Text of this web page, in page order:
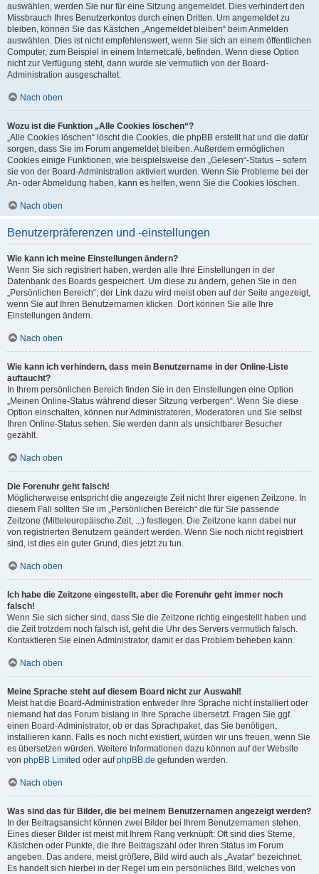
auswählen, werden Sie nur für eine Sitzung angemeldet. Dies verhindert den
Missbrauch Ihres Benutzerkontos durch einen Dritten. Um angemeldet zu
bleiben, können Sie das Kästchen „Angemeldet bleiben“ beim Anmelden
auswählen. Dies ist nicht empfehlenswert, wenn Sie sich an einem öffentlichen
Computer, zum Beispiel in einem Internetcafé, befinden. Wenn diese Option
nicht zur Verfügung steht, dann wurde sie vermutlich von der Board-
Administration ausgeschaltet.
Nach oben
Wozu ist die Funktion „Alle Cookies löschen“?
„Alle Cookies löschen“ löscht die Cookies, die phpBB erstellt hat und die dafür
sorgen, dass Sie im Forum angemeldet bleiben. Außerdem ermöglichen
Cookies einige Funktionen, wie beispielsweise den „Gelesen“-Status – sofern
sie von der Board-Administration aktiviert wurden. Wenn Sie Probleme bei der
An- oder Abmeldung haben, kann es helfen, wenn Sie die Cookies löschen.
Nach oben
Benutzerpräferenzen und -einstellungen
Wie kann ich meine Einstellungen ändern?
Wenn Sie sich registriert haben, werden alle Ihre Einstellungen in der
Datenbank des Boards gespeichert. Um diese zu ändern, gehen Sie in den
„Persönlichen Bereich“; der Link dazu wird meist oben auf der Seite angezeigt,
wenn Sie auf Ihren Benutzernamen klicken. Dort können Sie alle Ihre
Einstellungen ändern.
Nach oben
Wie kann ich verhindern, dass mein Benutzername in der Online-Liste
auftaucht?
In Ihrem persönlichen Bereich finden Sie in den Einstellungen eine Option
„Meinen Online-Status während dieser Sitzung verbergen“. Wenn Sie diese
Option einschalten, können nur Administratoren, Moderatoren und Sie selbst
Ihren Online-Status sehen. Sie werden dann als unsichtbarer Besucher
gezählt.
Nach oben
Die Forenuhr geht falsch!
Möglicherweise entspricht die angezeigte Zeit nicht Ihrer eigenen Zeitzone. In
diesem Fall sollten Sie im „Persönlichen Bereich“ die für Sie passende
Zeitzone (Mitteleuropäische Zeit, ...) festlegen. Die Zeitzone kann dabei nur
von registrierten Benutzern geändert werden. Wenn Sie noch nicht registriert
sind, ist dies ein guter Grund, dies jetzt zu tun.
Nach oben
Ich habe die Zeitzone eingestellt, aber die Forenuhr geht immer noch
falsch!
Wenn Sie sich sicher sind, dass Sie die Zeitzone richtig eingestellt haben und
die Zeit trotzdem noch falsch ist, geht die Uhr des Servers vermutlich falsch.
Kontaktieren Sie einen Administrator, damit er das Problem beheben kann.
Nach oben
Meine Sprache steht auf diesem Board nicht zur Auswahl!
Meist hat die Board-Administration entweder Ihre Sprache nicht installiert oder
niemand hat das Forum bislang in Ihre Sprache übersetzt. Fragen Sie ggf.
einen Board-Administrator, ob er das Sprachpaket, das Sie benötigen,
installieren kann. Falls es noch nicht existiert, würden wir uns freuen, wenn Sie
es übersetzen würden. Weitere Informationen dazu können auf der Website
von phpBB Limited oder aufphpBB.de gefunden werden.
Nach oben
Was sind das für Bilder, die bei meinem Benutzernamen angezeigt werden?
In der Beitragsansicht können zwei Bilder bei Ihrem Benutzernamen stehen.
Eines dieser Bilder ist meist mit Ihrem Rang verknüpft: Oft sind dies Sterne,
Kästchen oder Punkte, die Ihre Beitragszahl oder Ihren Status im Forum
angeben. Das andere, meist größere, Bild wird auch als „Avatar“ bezeichnet.
Es handelt sich hierbei in der Regel um ein persönliches Bild, welches von